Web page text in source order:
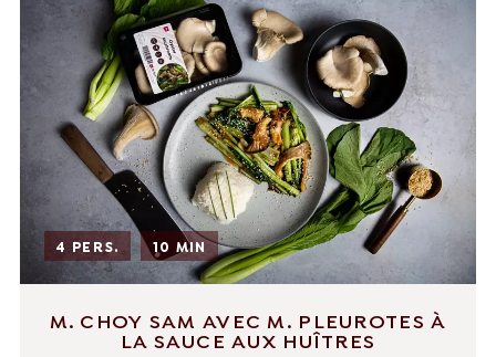
4 PERS. 10 MIN
M. CHOY SAM AVEC M. PLEUROTES À
LA SAUCE AUX HUÎTRES